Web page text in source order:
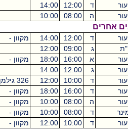
12:00
14:00
08:00
10:00
אחרים
12:00
14:00 מקוון -
09:00
12:00
16:00
18:00 מקוון -
12:00
14:00
10:00
12:00 326 גילמן
16:00
18:00 מקוון -
08:00
10:00 מקוון -
08:00
10:00 מקוון -
10:00
12:00 מקוון -